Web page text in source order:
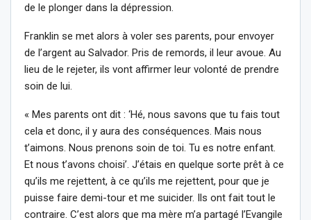
de le plonger dans la dépression.
Franklin se met alors à voler ses parents, pour envoyer
de l’argent au Salvador. Pris de remords, il leur avoue. Au
lieu de le rejeter, ils vont affirmer leur volonté de prendre
soin de lui.
« Mes parents ont dit : ‘Hé, nous savons que tu fais tout
cela et donc, il y aura des conséquences. Mais nous
t’aimons. Nous prenons soin de toi. Tu es notre enfant.
Et nous t’avons choisi’. J’étais en quelque sorte prêt à ce
qu’ils me rejettent, à ce qu’ils me rejettent, pour que je
puisse faire demi-tour et me suicider. Ils ont fait tout le
contraire. C’est alors que ma mère m’a partagé l’Evangile